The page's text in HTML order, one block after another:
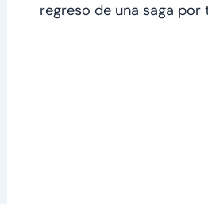
regreso de una saga